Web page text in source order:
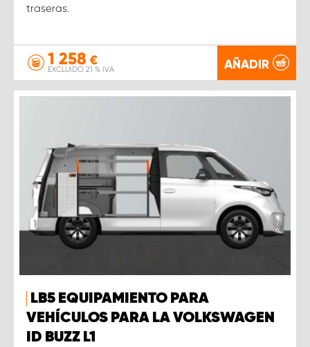
traseras.
1 258 €
EXCLUIDO 21 % IVA AÑADIR
LB5 EQUIPAMIENTO PARA
VEHÍCULOS PARA LA VOLKSWAGEN
ID BUZZ L1